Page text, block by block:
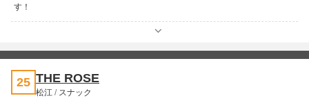
す！
25 THE ROSE
松江 / スナック